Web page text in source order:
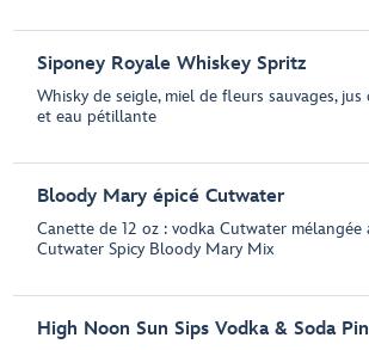
Siponey Royale Whiskey Spritz
Whisky de seigle, miel de fleurs sauvages, jus
et eau pétillante
Bloody Mary épicé Cutwater
Canette de 12 oz : vodka Cutwater mélangée
Cutwater Spicy Bloody Mary Mix
High Noon Sun Sips Vodka & Soda